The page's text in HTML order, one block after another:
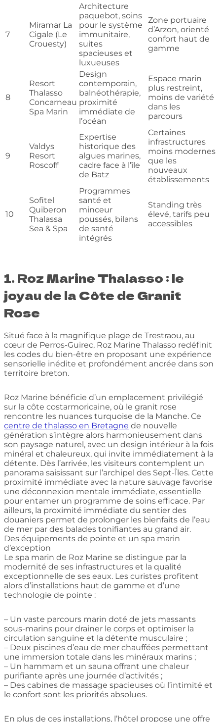
7
Miramar La
Cigale (Le
Crouesty)
Architecture
paquebot, soins
pour le système
immunitaire,
suites
spacieuses et
luxueuses
Zone portuaire
d’Arzon, orienté
confort haut de
gamme
8
Resort
Thalasso
Concarneau
Spa Marin
Design
contemporain,
balnéothérapie,
proximité
immédiate de
l’océan
Espace marin
plus restreint,
moins de variété
dans les
parcours
9
Valdys
Resort
Roscoff
Expertise
historique des
algues marines,
cadre face à l’île
de Batz
Certaines
infrastructures
moins modernes
que les
nouveaux
établissements
10
Sofitel
Quiberon
Thalassa
Sea & Spa
Programmes
santé et
minceur
poussés, bilans
de santé
intégrés
Standing très
élevé, tarifs peu
accessibles
1. Roz Marine Thalasso : le
joyau de la Côte de Granit
Rose
Situé face à la magnifique plage de Trestraou, au
cœur de Perros-Guirec, Roz Marine Thalasso redéfinit
les codes du bien-être en proposant une expérience
sensorielle inédite et profondément ancrée dans son
territoire breton.
Roz Marine bénéficie d’un emplacement privilégié
sur la côte costarmoricaine, où le granit rose
rencontre les nuances turquoise de la Manche. Ce
centre de thalasso en Bretagne de nouvelle
génération s’intègre alors harmonieusement dans
son paysage naturel, avec un design intérieur à la fois
minéral et chaleureux, qui invite immédiatement à la
détente. Dès l’arrivée, les visiteurs contemplent un
panorama saisissant sur l’archipel des Sept-Îles. Cette
proximité immédiate avec la nature sauvage favorise
une déconnexion mentale immédiate, essentielle
pour entamer un programme de soins efficace. Par
ailleurs, la proximité immédiate du sentier des
douaniers permet de prolonger les bienfaits de l’eau
de mer par des balades tonifiantes au grand air.
Des équipements de pointe et un spa marin
d’exception
Le spa marin de Roz Marine se distingue par la
modernité de ses infrastructures et la qualité
exceptionnelle de ses eaux. Les curistes profitent
alors d’installations haut de gamme et d’une
technologie de pointe :
– Un vaste parcours marin doté de jets massants
sous-marins pour drainer le corps et optimiser la
circulation sanguine et la détente musculaire ;
– Deux piscines d’eau de mer chauffées permettant
une immersion totale dans les minéraux marins ;
– Un hammam et un sauna offrant une chaleur
purifiante après une journée d’activités ;
– Des cabines de massage spacieuses où l’intimité et
le confort sont les priorités absolues.
En plus de ces installations, l’hôtel propose une offre